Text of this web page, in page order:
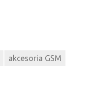
akcesoria GSM